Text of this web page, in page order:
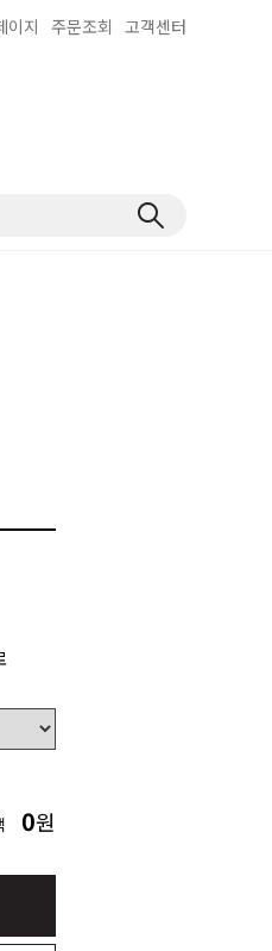
이지 주문조회 고객센터
0원